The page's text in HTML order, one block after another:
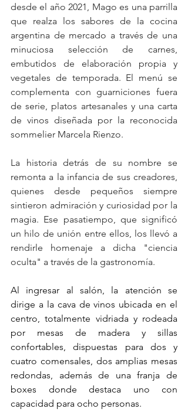
desde el año 2021, Mago es una parrilla
que realza los sabores de la cocina
argentina de mercado a través de una
minuciosa selección de carnes,
embutidos de elaboración propia y
vegetales de temporada. El menú se
complementa con guarniciones fuera
de serie, platos artesanales y una carta
de vinos diseñada por la reconocida
sommelier Marcela Rienzo.
La historia detrás de su nombre se
remonta a la infancia de sus creadores,
quienes desde pequeños siempre
sintieron admiración y curiosidad por la
magia. Ese pasatiempo, que significó
un hilo de unión entre ellos, los llevó a
rendirle homenaje a dicha "ciencia
oculta" a través de la gastronomía.
Al ingresar al salón, la atención se
dirige a la cava de vinos ubicada en el
centro, totalmente vidriada y rodeada
por mesas de madera y sillas
confortables, dispuestas para dos y
cuatro comensales, dos amplias mesas
redondas, además de una franja de
boxes donde destaca uno con
capacidad para ocho personas.